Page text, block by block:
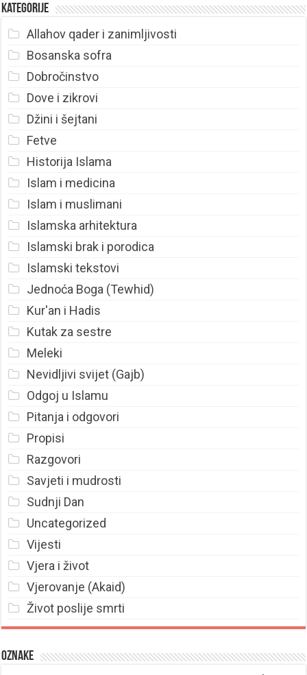
Kategorije
Allahov qader i zanimljivosti
Bosanska sofra
Dobročinstvo
Dove i zikrovi
Džini i šejtani
Fetve
Historija Islama
Islam i medicina
Islam i muslimani
Islamska arhitektura
Islamski brak i porodica
Islamski tekstovi
Jednoća Boga (Tewhid)
Kur'an i Hadis
Kutak za sestre
Meleki
Nevidljivi svijet (Gajb)
Odgoj u Islamu
Pitanja i odgovori
Propisi
Razgovori
Savjeti i mudrosti
Sudnji Dan
Uncategorized
Vijesti
Vjera i život
Vjerovanje (Akaid)
Život poslije smrti
Oznake